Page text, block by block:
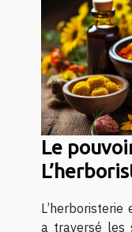
Le
a traversé les